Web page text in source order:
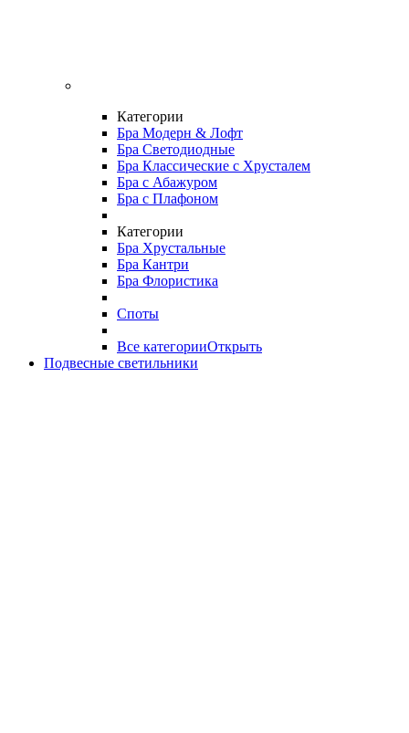
Категории
Бра Модерн & Лофт
Бра Светодиодные
Бра Классические с Хрусталем
Бра с Абажуром
Бра с Плафоном
Категории
Бра Хрустальные
Бра Кантри
Бра Флористика
Споты
Все категорииОткрыть
Подвесные светильники